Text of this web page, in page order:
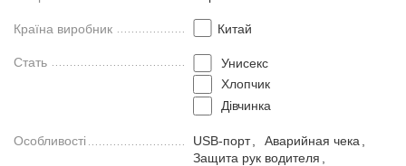
Країна виробник Китай
Стать
Унисекс
Хлопчик
Дівчинка
Особливості USB-порт Аварийная чека
Защита рук водителя